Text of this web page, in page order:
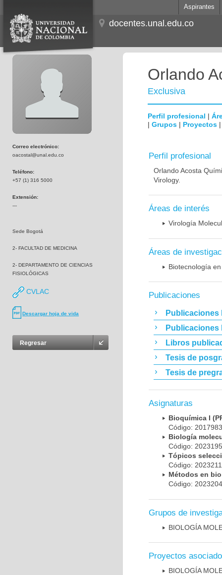
Aspirantes
docentes.unal.edu.co
Correo electrónico:
oacostal@unal.edu.co
Teléfono:
+57 (1) 316 5000
Extensión:
---
Sede Bogotá
2- FACULTAD DE MEDICINA
2- DEPARTAMENTO DE CIENCIAS
FISIOLÓGICAS
CVLAC
Descargar hoja de vida
Regresar
Orlando
Exclusiva
Perfil profesional |
| Grupos | Proyectos
Perfil profesional
Orlando Acosta
Virology.
Áreas de interés
Virología
Áreas de
Biotecnología
Publicaciones
Publicaciones
Publicaciones
Libros
Tesis de
Tesis de
Asignaturas
Bioquímica I
Código:
Biología
Código:
Tópicos
Código:
Métodos en
Código:
Grupos de
BIOLOGÍA
Proyectos
BIOLOGÍA